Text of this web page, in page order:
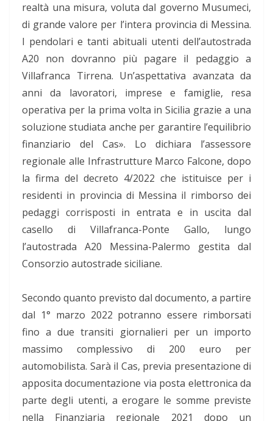
realtà una misura, voluta dal governo Musumeci,
di grande valore per l’intera provincia di Messina.
I pendolari e tanti abituali utenti dell’autostrada
A20 non dovranno più pagare il pedaggio a
Villafranca Tirrena. Un’aspettativa avanzata da
anni da lavoratori, imprese e famiglie, resa
operativa per la prima volta in Sicilia grazie a una
soluzione studiata anche per garantire l’equilibrio
finanziario del Cas». Lo dichiara l’assessore
regionale alle Infrastrutture Marco Falcone, dopo
la firma del decreto 4/2022 che istituisce per i
residenti in provincia di Messina il rimborso dei
pedaggi corrisposti in entrata e in uscita dal
casello di Villafranca-Ponte Gallo, lungo
l’autostrada A20 Messina-Palermo gestita dal
Consorzio autostrade siciliane.
Secondo quanto previsto dal documento, a partire
dal 1° marzo 2022 potranno essere rimborsati
fino a due transiti giornalieri per un importo
massimo complessivo di 200 euro per
automobilista. Sarà il Cas, previa presentazione di
apposita documentazione via posta elettronica da
parte degli utenti, a erogare le somme previste
nella Finanziaria regionale 2021 dopo un